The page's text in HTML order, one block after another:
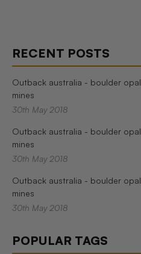
RECENT POSTS
Outback australia - boulder opal
mines
30th May 2018
Outback australia - boulder opal
mines
30th May 2018
Outback australia - boulder opal
mines
30th May 2018
POPULAR TAGS